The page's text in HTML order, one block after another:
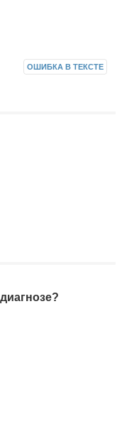
ОШИБКА В ТЕКСТЕ